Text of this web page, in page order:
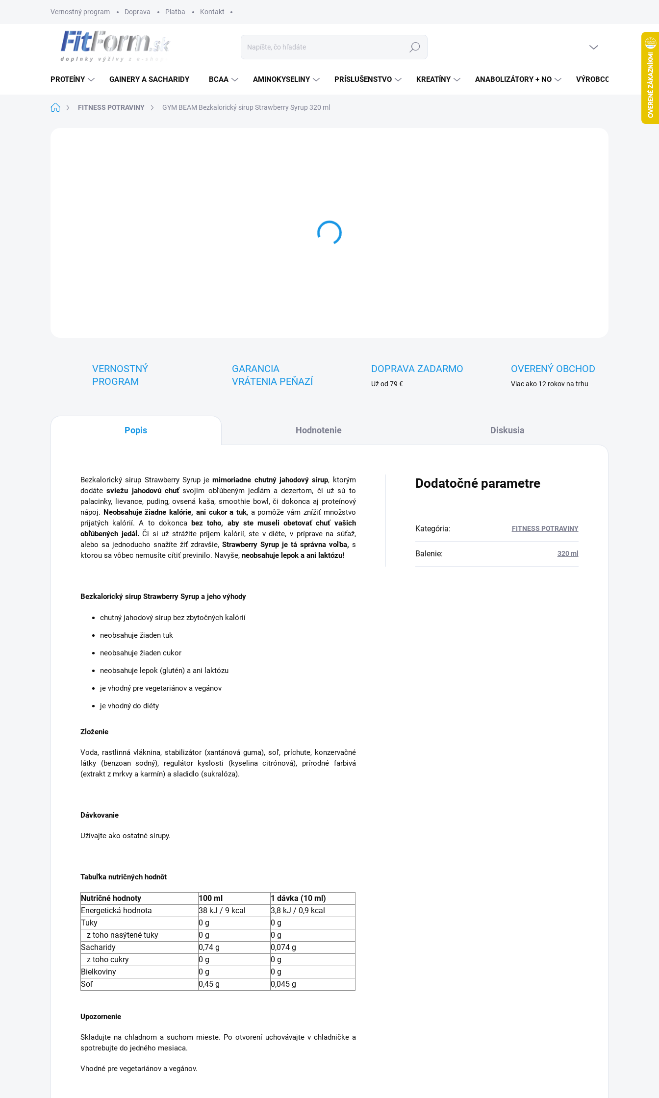
Vernostný program Doprava Platba Kontakt
Hľadať
PROTEÍNY GAINERY A SACHARIDY BCAA AMINOKYSELINY PRÍSLUŠENSTVO KREATÍNY ANABOLIZÁTORY + NO VÝROBCOVIA
DomovFITNESS POTRAVINY GYM BEAM Bezkalorický sirup Strawberry Syrup 320 ml
VERNOSTNÝ
PROGRAM
GARANCIA
VRÁTENIA PEŇAZÍ
DOPRAVA ZADARMO
Už od 79 €
OVERENÝ OBCHOD
Viac ako 12 rokov na trhu
Popis Hodnotenie Diskusia
Bezkalorický sirup Strawberry Syrup jemimoriadne chutný jahodový sirup, ktorým
dodátesviežu jahodovú chuťsvojim obľúbeným jedlám a dezertom, či už sú to
palacinky, lievance, puding, ovsená kaša, smoothie bowl, či dokonca aj proteínový
nápoj. Neobsahuje žiadne kalórie, ani cukor a tuk, a pomôže vám znížiť množstvo
prijatých kalórií. A to dokoncabez toho, aby ste museli obetovať chuť vašich
obľúbených jedál.Či si už strážite príjem kalórií, ste v diéte, v príprave na súťaž,
alebo sa jednoducho snažíte žiť zdravšie, Strawberry Syrup je tá správna voľba, s
ktorou sa vôbec nemusíte cítiť previnilo. Navyše, neobsahuje lepok a ani laktózu!
Bezkalorický sirup Strawberry Syrup a jeho výhody
chutný jahodový sirup bez zbytočných kalórií
neobsahuje žiaden tuk
neobsahuje žiaden cukor
neobsahuje lepok (glutén) a ani laktózu
je vhodný pre vegetariánov a vegánov
je vhodný do diéty
Zloženie
Voda, rastlinná vláknina, stabilizátor (xantánová guma), soľ, príchute, konzervačné
látky (benzoan sodný), regulátor kyslosti (kyselina citrónová), prírodné farbivá
(extrakt z mrkvy a karmín) a sladidlo (sukralóza).
Dávkovanie
Užívajte ako ostatné sirupy.
Tabuľka nutričných hodnôt
Nutričné hodnoty 100 ml
1 dávka (10 ml)
Energetická hodnota
38 kJ / 9 kcal
3,8 kJ / 0,9 kcal
Tuky
0 g
0 g
z toho nasýtené tuky
0 g
0 g
Sacharidy
0,74 g
0,074 g
z toho cukry
0 g
0 g
Bielkoviny
0 g
0 g
Soľ
0,45 g 0,045 g
Upozornenie
Skladujte na chladnom a suchom mieste. Po otvorení uchovávajte v chladničke a
spotrebujte do jedného mesiaca.
Vhodné pre vegetariánov a vegánov.
Dodatočné parametre
Kategória: FITNESS POTRAVINY
Balenie: 320 ml